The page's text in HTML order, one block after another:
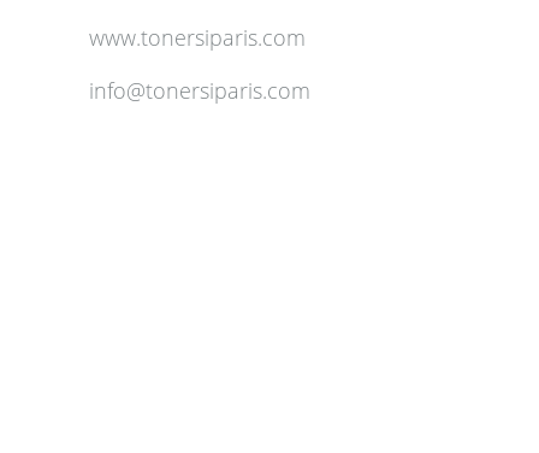
www.tonersiparis.com
info@tonersiparis.com